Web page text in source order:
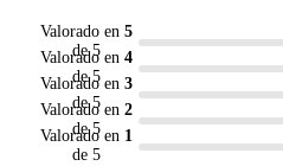
Valorado en 5
de 5
Valorado en 4
de 5
Valorado en 3
de 5
Valorado en 2
de 5
Valorado en 1
de 5